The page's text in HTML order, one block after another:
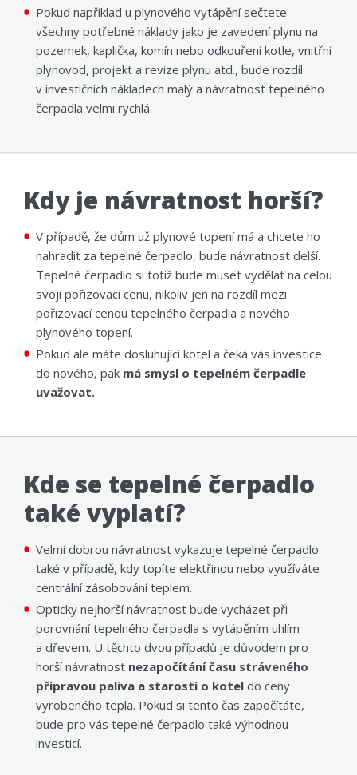
Pokud například u plynového vytápění sečtete
všechny potřebné náklady jako je zavedení plynu na
pozemek, kaplička, komín nebo odkouření kotle, vnitřní
plynovod, projekt a revize plynu atd., bude rozdíl
v investičních nákladech malý a návratnost tepelného
čerpadla velmi rychlá.
Kdy je návratnost horší?
V případě, že dům už plynové topení má a chcete ho
nahradit za tepelné čerpadlo, bude návratnost delší.
Tepelné čerpadlo si totiž bude muset vydělat na celou
svojí pořizovací cenu, nikoliv jen na rozdíl mezi
pořizovací cenou tepelného čerpadla a nového
plynového topení.
Pokud ale máte dosluhující kotel a čeká vás investice
do nového, pak má smysl o tepelném čerpadle
uvažovat.
Kde se tepelné čerpadlo
také vyplatí?
Velmi dobrou návratnost vykazuje tepelné čerpadlo
také v případě, kdy topíte elektřinou nebo využíváte
centrální zásobování teplem.
Opticky nejhorší návratnost bude vycházet při
porovnání tepelného čerpadla s vytápěním uhlím
a dřevem. U těchto dvou případů je důvodem pro
horší návratnost nezapočítání času stráveného
přípravou paliva a starostí o kotel do ceny
vyrobeného tepla. Pokud si tento čas započítáte,
bude pro vás tepelné čerpadlo také výhodnou
investicí.